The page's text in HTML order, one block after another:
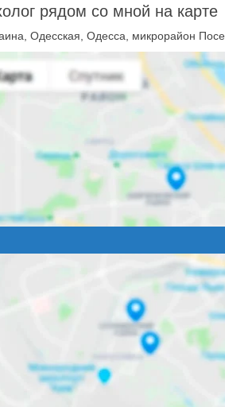
рядом со мной на карте
Одесская, Одесса, микрорайон